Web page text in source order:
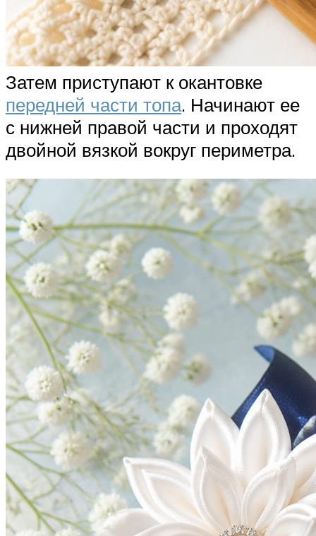
Затем приступают к окантовке
передней части топа. Начинают ее
с нижней правой части и проходят
двойной вязкой вокруг периметра.